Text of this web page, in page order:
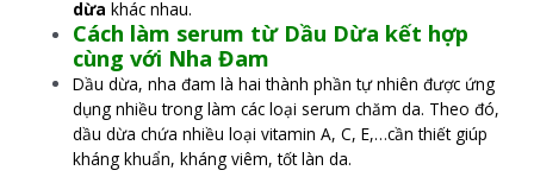
dừa khác nhau.
Cách làm serum từ Dầu Dừa kết hợp
cùng với Nha Đam
Dầu dừa, nha đam là hai thành phần tự nhiên được ứng
dụng nhiều trong làm các loại serum chăm da. Theo đó,
dầu dừa chứa nhiều loại vitamin A, C, E,…cần thiết giúp
kháng khuẩn, kháng viêm, tốt làn da.